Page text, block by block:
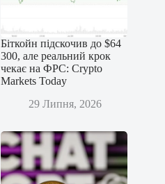
Біткойн підскочив до $64
300, але реальний крок
чекає на ФРС: Crypto
Markets Today
29 Липня, 2026